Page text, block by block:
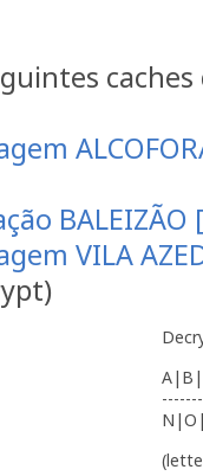
VILA
)